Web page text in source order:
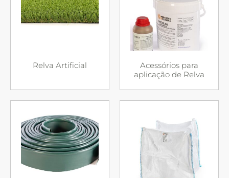
Relva Artificial
Acessórios para
aplicação de Relva